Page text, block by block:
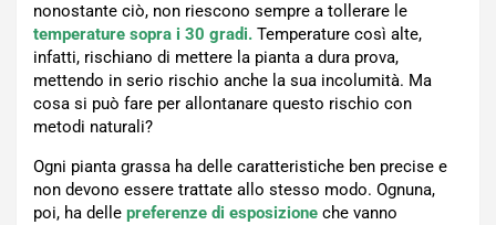
nonostante ciò, non riescono sempre a tollerare le
temperature sopra i 30 gradi. Temperature così alte,
infatti, rischiano di mettere la pianta a dura prova,
mettendo in serio rischio anche la sua incolumità. Ma
cosa si può fare per allontanare questo rischio con
metodi naturali?
Ogni pianta grassa ha delle caratteristiche ben precise e
non devono essere trattate allo stesso modo. Ognuna,
poi, ha delle preferenze di esposizione che vanno